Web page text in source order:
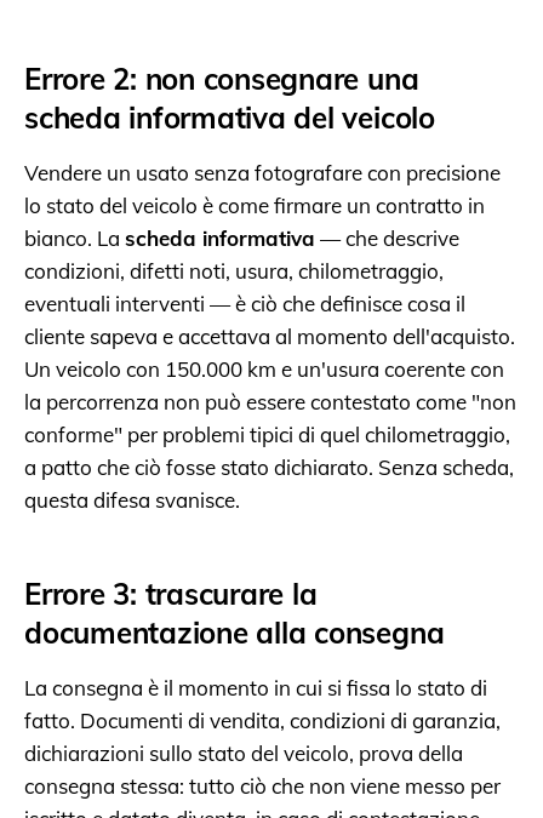
Errore 2: non consegnare una
scheda informativa del veicolo
Vendere un usato senza fotografare con precisione
lo stato del veicolo è come firmare un contratto in
bianco. La scheda informativa — che descrive
condizioni, difetti noti, usura, chilometraggio,
eventuali interventi — è ciò che definisce cosa il
cliente sapeva e accettava al momento dell'acquisto.
Un veicolo con 150.000 km e un'usura coerente con
la percorrenza non può essere contestato come "non
conforme" per problemi tipici di quel chilometraggio,
a patto che ciò fosse stato dichiarato. Senza scheda,
questa difesa svanisce.
Errore 3: trascurare la
documentazione alla consegna
La consegna è il momento in cui si fissa lo stato di
fatto. Documenti di vendita, condizioni di garanzia,
dichiarazioni sullo stato del veicolo, prova della
consegna stessa: tutto ciò che non viene messo per